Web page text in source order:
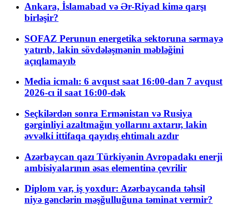
Ankara, İslamabad və Ər-Riyad kimə qarşı
birləşir?
SOFAZ Perunun energetika sektoruna sərmayə
yatırıb, lakin sövdələşmənin məbləğini
açıqlamayıb
Media icmalı: 6 avqust saat 16:00-dan 7 avqust
2026-cı il saat 16:00-dək
Seçkilərdən sonra Ermənistan və Rusiya
gərginliyi azaltmağın yollarını axtarır, lakin
əvvəlki ittifaqa qayıdış ehtimalı azdır
Azərbaycan qazı Türkiyənin Avropadakı enerji
ambisiyalarının əsas elementinə çevrilir
Diplom var, iş yoxdur: Azərbaycanda təhsil
niyə gənclərin məşğulluğuna təminat vermir?